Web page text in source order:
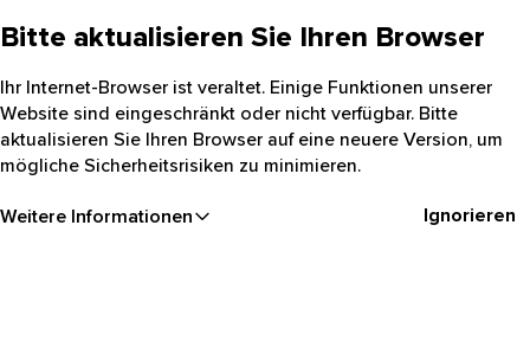
Bitte aktualisieren Sie Ihren Browser
Ihr Internet-Browser ist veraltet. Einige Funktionen unserer
Website sind eingeschränkt oder nicht verfügbar. Bitte
aktualisieren Sie Ihren Browser auf eine neuere Version, um
mögliche Sicherheitsrisiken zu minimieren.
Weitere Informationen Ignorieren